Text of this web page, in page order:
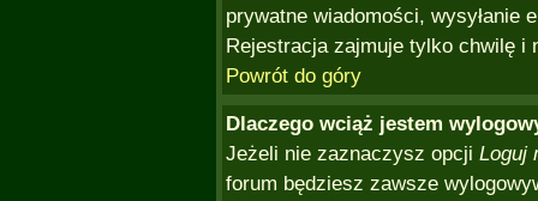
prywatne wiadomości, wysyłanie
Rejestracja zajmuje tylko chwilę i
Powrót do góry
Dlaczego wciąż jestem
Jeżeli nie zaznaczysz opcji Loguj
forum będziesz zawsze